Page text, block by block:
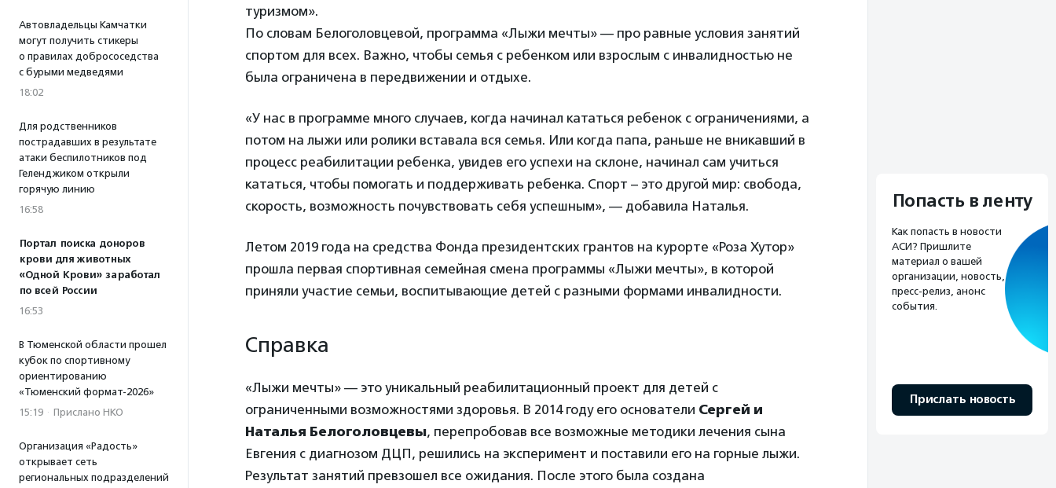
Автовладельцы Камчатки
могут получить стикеры
о правилах добрососедства
с бурыми медведями
18:02
Для родственников
пострадавших в результате
атаки беспилотников под
Геленджиком открыли
горячую линию
16:58
Портал поиска доноров
крови для животных
«Одной Крови» заработал
по всей России
16:53
В Тюменской области прошел
кубок по спортивному
ориентированию
«Тюменский формат-2026»
15:19 · Прислано НКО
Организация «Радость»
открывает сеть
региональных подразделений
туризмом».
По словам Белоголовцевой, программа «Лыжи мечты» — про равные условия занятий
спортом для всех. Важно, чтобы семья с ребенком или взрослым с инвалидностью не
была ограничена в передвижении и отдыхе.
«У нас в программе много случаев, когда начинал кататься ребенок с ограничениями, а
потом на лыжи или ролики вставала вся семья. Или когда папа, раньше не вникавший в
процесс реабилитации ребенка, увидев его успехи на склоне, начинал сам учиться
кататься, чтобы помогать и поддерживать ребенка. Спорт – это другой мир: свобода,
скорость, возможность почувствовать себя успешным», — добавила Наталья.
Летом 2019 года на средства Фонда президентских грантов на курорте «Роза Хутор»
прошла первая спортивная семейная смена программы «Лыжи мечты», в которой
приняли участие семьи, воспитывающие детей с разными формами инвалидности.
Справка
«Лыжи мечты» — это уникальный реабилитационный проект для детей с
ограниченными возможностями здоровья. В 2014 году его основатели Сергей и
Наталья Белоголовцевы, перепробовав все возможные методики лечения сына
Евгения с диагнозом ДЦП, решились на эксперимент и поставили его на горные лыжи.
Результат занятий превзошел все ожидания. После этого была создана
Попасть в ленту
Как попасть в новости
АСИ? Пришлите
материал о вашей
организации, новость,
пресс-релиз, анонс
события.
Прислать новость